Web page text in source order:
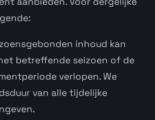
inhoud kan
betreffende seizoen of de
verlopen. We
van alle tijdelijke